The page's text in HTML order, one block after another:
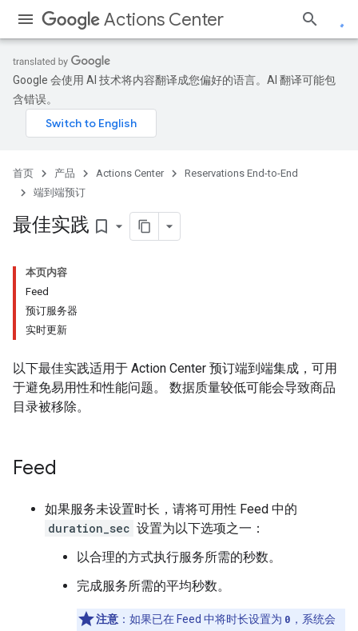
Actions Center
Google 会使用 AI 技术将内容翻译成您偏好的语言。AI 翻译可能包
含错误。
首页 产品 Actions Center
Reservations End-to-End
端到端预订
最佳实践 bookmark_border
本页内容
Feed
预订服务器
实时更新
以下最佳实践适用于 Action Center 预订端到端集成，可用
于避免易用性和性能问题。 数据质量较低可能会导致商品
目录被移除。
Feed
如果服务未设置时长，请将可用性 Feed 中的
duration_sec 设置为以下选项之一：
以合理的方式执行服务所需的秒数。
完成服务所需的平均秒数。
注意 ：如果已在 Feed 中将时长设置为 0 ，系统会